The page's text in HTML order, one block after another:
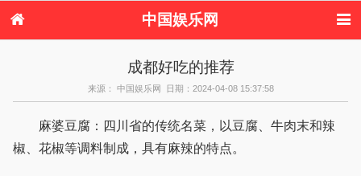
中国娱乐网
塑身 情感
新娘 家庭
购物
约会
成都好吃的推荐
来源： 中国娱乐网 日期：2024-04-08 15:37:58
麻婆豆腐：四川省的传统名菜，以豆腐、牛肉末和辣
椒、花椒等调料制成，具有麻辣的特点。